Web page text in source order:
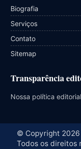
Biografia
Serviços
Contato
Sitemap
Transparência
Nossa política
© Copyright
Todos os direitos